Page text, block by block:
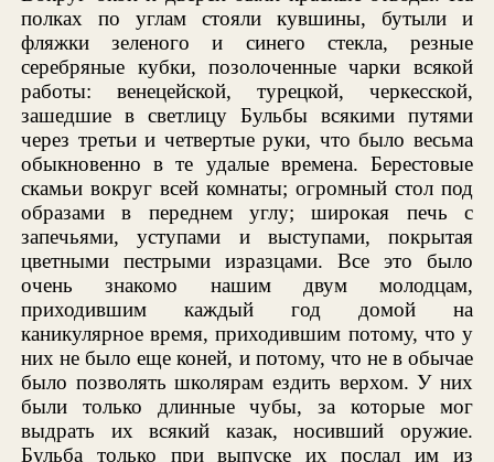
полках по углам стояли кувшины, бутыли и
фляжки зеленого и синего стекла, резные
серебряные кубки, позолоченные чарки всякой
работы: венецейской, турецкой, черкесской,
зашедшие в светлицу Бульбы всякими путями
через третьи и четвертые руки, что было весьма
обыкновенно в те удалые времена. Берестовые
скамьи вокруг всей комнаты; огромный стол под
образами в переднем углу; широкая печь с
запечьями, уступами и выступами, покрытая
цветными пестрыми изразцами. Все это было
очень знакомо нашим двум молодцам,
приходившим каждый год домой на
каникулярное время, приходившим потому, что у
них не было еще коней, и потому, что не в обычае
было позволять школярам ездить верхом. У них
были только длинные чубы, за которые мог
выдрать их всякий казак, носивший оружие.
Бульба только при выпуске их послал им из